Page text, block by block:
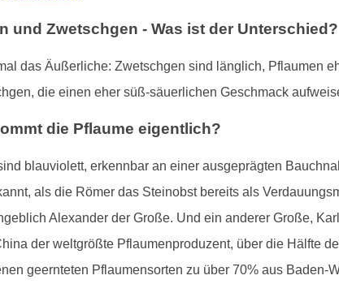
und Zwetschgen - Was ist der Unterschied?
das Äußerliche: Zwetschgen sind länglich, Pflaumen
die einen eher süß-säuerlichen Geschmack
die Pflaume eigentlich?
blauviolett, erkennbar an einer ausgeprägten
als die Römer das Steinobst bereits als
Alexander der Große. Und ein anderer Große,
der weltgrößte Pflaumenproduzent, über die Hälfte
geernteten Pflaumensorten zu über 70% aus Baden-